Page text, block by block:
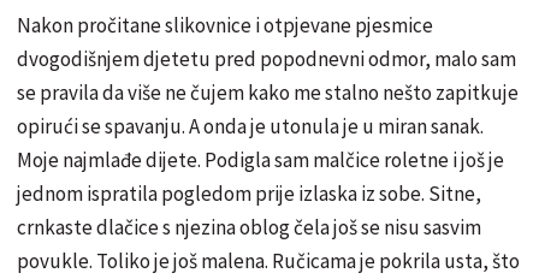
Nakon pročitane slikovnice i otpjevane pjesmice
dvogodišnjem djetetu pred popodnevni odmor, malo sam
se pravila da više ne čujem kako me stalno nešto zapitkuje
opirući se spavanju. A onda je utonula je u miran sanak.
Moje najmlađe dijete. Podigla sam malčice roletne i još je
jednom ispratila pogledom prije izlaska iz sobe. Sitne,
crnkaste dlačice s njezina oblog čela još se nisu sasvim
povukle. Toliko je još malena. Ručicama je pokrila usta, što